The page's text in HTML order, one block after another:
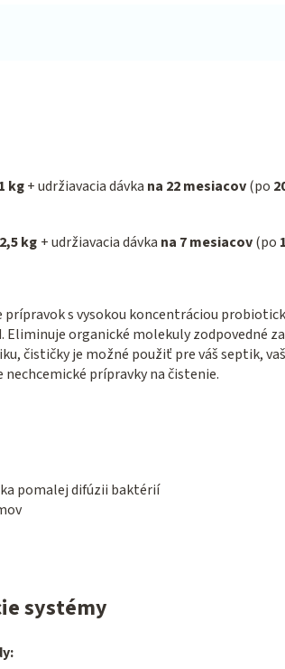
1 kg+ udržiavacia dávka na 22 mesiacov(po
2,5 kg + udržiavacia dávka na 7 mesiacov(po
prípravok s vysokou koncentráciou
organické molekuly zodpovedné
čističky je možné použiť pre váš septik,
prípravky na čistenie.
pomalej difúzii baktérií
systémy